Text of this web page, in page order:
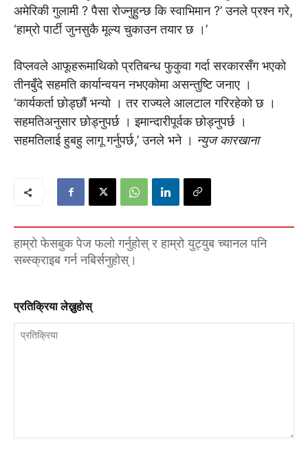
अमेरिकी गुलामी ? पैसा रोज्नुहुन्छ कि स्वाभिमान ?’ उनले प्रश्न गरे,
‘हाम्रो पार्टी जुनसुकै मूल्य चुकाउन तयार छ ।’
विप्लवले आफूहरूमाथिको प्रतिबन्ध फुकुवा गर्दा सरकारसँग भएको
तीनबुँदे सहमति कार्यान्वयन नभएकोमा असन्तुष्टि जनाए ।
‘कार्यकर्ता छोड्छौं भन्यो । तर राज्यले आलटाल गरिरहेको छ ।
सहमतिअनुसार छोड्नुपर्छ । इमान्दारीपूर्वक छोड्नुपर्छ ।
सहमतिलाई हुबहु लागू गर्नुपर्छ,’ उनले भने । न्युज कारखाना
हाम्रो फेसबुक पेज फलो गर्नुहोस् र हाम्रो युट्युब च्यानल पनि
सब्स्क्राइब गर्न नबिर्सनुहोस्।
प्रतिक्रिया लेख्नुहाेस्